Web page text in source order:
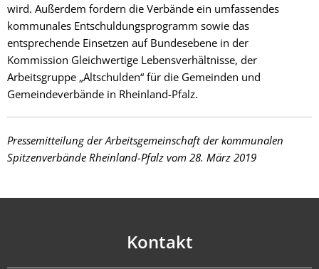
wird. Außerdem fordern die Verbände ein umfassendes
kommunales Entschuldungsprogramm sowie das
entsprechende Einsetzen auf Bundesebene in der
Kommission Gleichwertige Lebensverhältnisse, der
Arbeitsgruppe „Altschulden“ für die Gemeinden und
Gemeindeverbände in Rheinland-Pfalz.
Pressemitteilung der Arbeitsgemeinschaft der kommunalen
Spitzenverbände Rheinland-Pfalz vom 28. März 2019
Kontakt